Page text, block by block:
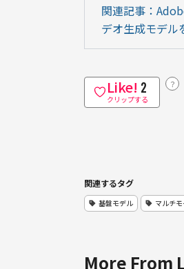
関連記事：
デオ生成モデル
Like! 2
クリップする
？
関連するタグ
基盤モデル マルチ
More From